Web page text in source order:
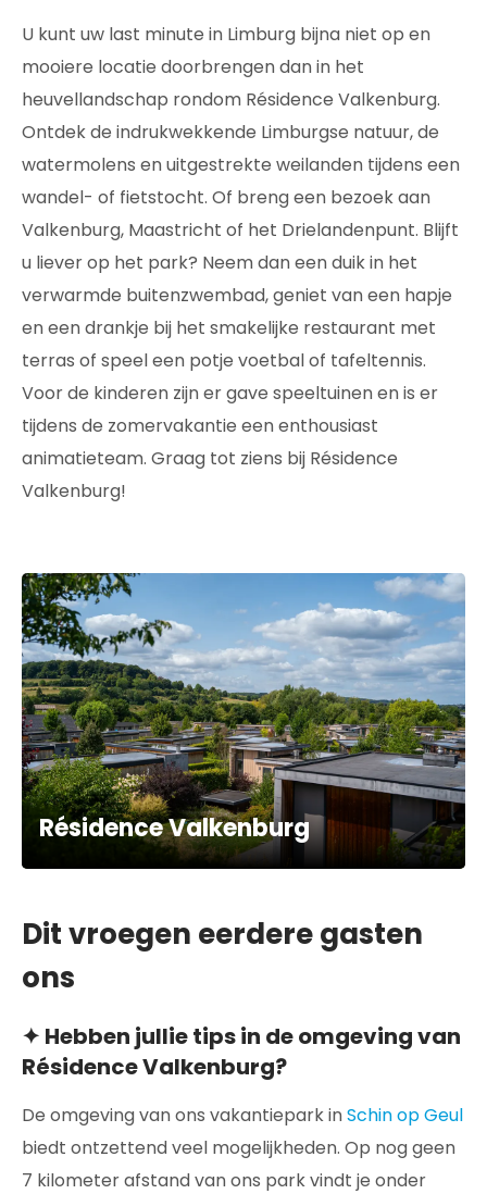
U kunt uw last minute in Limburg bijna niet op en
mooiere locatie doorbrengen dan in het
heuvellandschap rondom Résidence Valkenburg.
Ontdek de indrukwekkende Limburgse natuur, de
watermolens en uitgestrekte weilanden tijdens een
wandel- of fietstocht. Of breng een bezoek aan
Valkenburg, Maastricht of het Drielandenpunt. Blijft
u liever op het park? Neem dan een duik in het
verwarmde buitenzwembad, geniet van een hapje
en een drankje bij het smakelijke restaurant met
terras of speel een potje voetbal of tafeltennis.
Voor de kinderen zijn er gave speeltuinen en is er
tijdens de zomervakantie een enthousiast
animatieteam. Graag tot ziens bij Résidence
Valkenburg!
Résidence Valkenburg
Dit vroegen eerdere gasten
ons
✦ Hebben jullie tips in de omgeving van
Résidence Valkenburg?
De omgeving van ons vakantiepark inSchin op Geul
biedt ontzettend veel mogelijkheden. Op nog geen
7 kilometer afstand van ons park vindt je onder